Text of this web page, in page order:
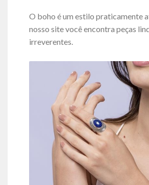
O boho é um estilo praticamente
nosso site você encontra peças
irreverentes.